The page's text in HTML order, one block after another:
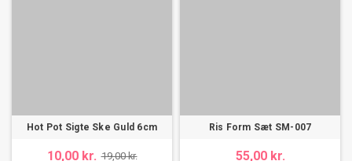
Hot Pot Sigte Ske Guld 6cm
10,00 kr. 19,00 kr.
Ris Form Sæt SM-007
55,00 kr.